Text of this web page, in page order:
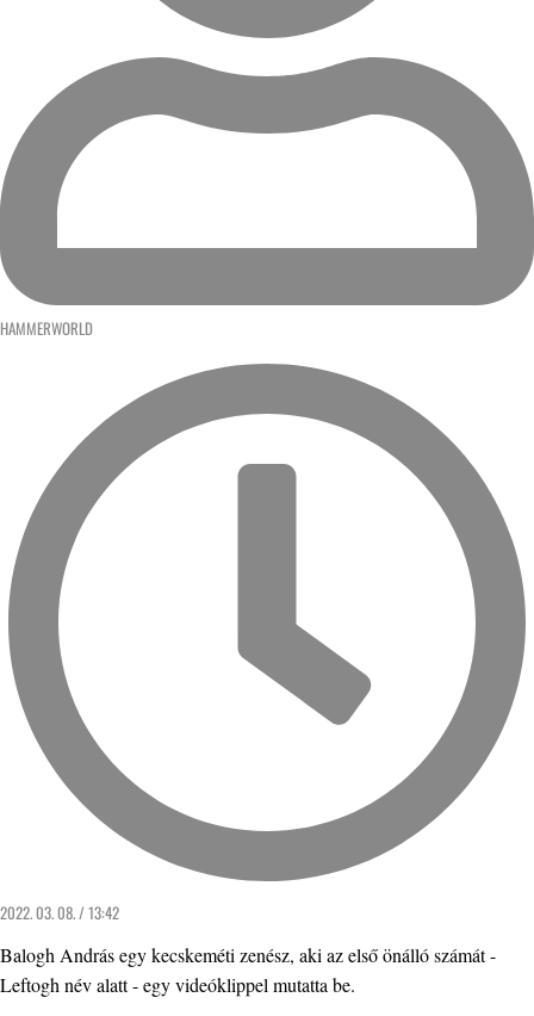
HAMMERWORLD
2022. 03. 08. / 13:42
Balogh András egy kecskeméti zenész, aki az első önálló számát -
Leftogh név alatt - egy videóklippel mutatta be.